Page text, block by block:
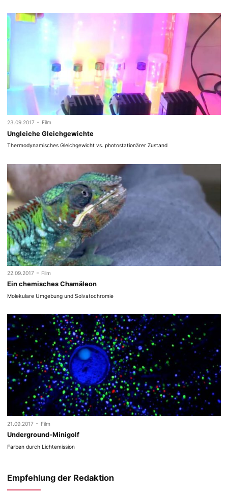
23.09.2017 - Film
Ungleiche Gleichgewichte
Thermodynamisches Gleichgewicht vs. photostationärer Zustand
22.09.2017 - Film
Ein chemisches Chamäleon
Molekulare Umgebung und Solvatochromie
21.09.2017 - Film
Underground-Minigolf
Farben durch Lichtemission
Empfehlung der Redaktion